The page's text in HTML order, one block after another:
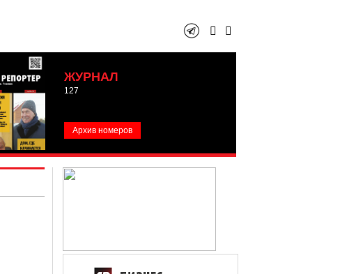
ЖУРНАЛ
127
Архив номеров